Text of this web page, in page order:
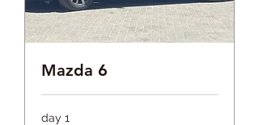
Mazda 6
1 day